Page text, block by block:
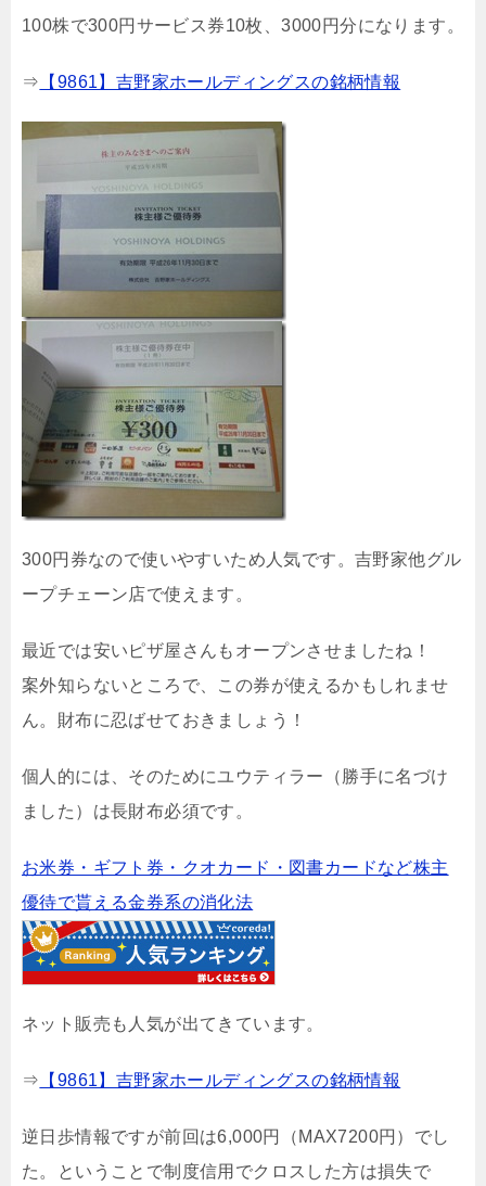
100株で300円サービス券10枚、3000円分になります。
⇒ 【9861】吉野家ホールディングスの銘柄情報
300円券なので使いやすいため人気です。吉野家他グル
ープチェーン店で使えます。
最近では安いピザ屋さんもオープンさせましたね！
案外知らないところで、この券が使えるかもしれませ
ん。財布に忍ばせておきましょう！
個人的には、そのためにユウティラー（勝手に名づけ
ました）は長財布必須です。
お米券・ギフト券・クオカード・図書カードなど株主
優待で貰える金券系の消化法
ネット販売も人気が出てきています。
⇒ 【9861】吉野家ホールディングスの銘柄情報
逆日歩情報ですが前回は6,000円（MAX7200円）でし
た。ということで制度信用でクロスした方は損失で